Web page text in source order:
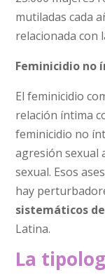
mutiladas cada
relacionada con
Feminicidio no
El feminicidio
relación íntima
feminicidio no
agresión sexual
sexual. Esos
hay
sistemáticos
Latina.
La